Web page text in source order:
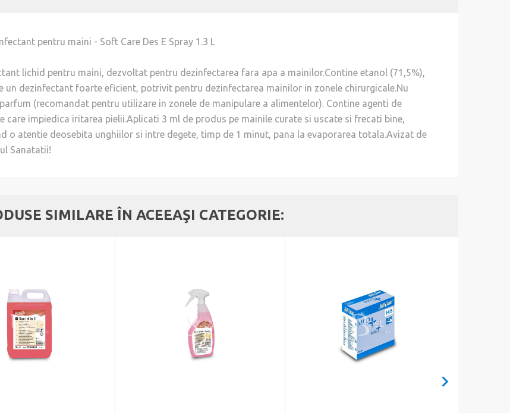
pentru maini - Soft Care Des E Spray 1.3 L
lichid pentru maini, dezvoltat pentru dezinfectarea fara apa a mainilor.Contine etanol (71,5%),
un dezinfectant foarte eficient, potrivit pentru dezinfectarea mainilor in zonele chirurgicale.Nu
(recomandat pentru utilizare in zonele de manipulare a alimentelor). Contine agenti de
care impiedica iritarea pielii.Aplicati 3 ml de produs pe mainile curate si uscate si frecati bine,
o atentie deosebita unghiilor si intre degete, timp de 1 minut, pana la evaporarea totala.Avizat de
Sanatatii!
SIMILARE ÎN ACEEAŞI CATEGORIE: